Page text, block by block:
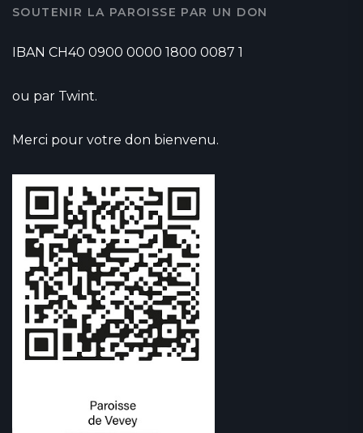
SOUTENIR LA PAROISSE PAR UN DON
IBAN CH40 0900 0000 1800 0087 1
ou par Twint.
Merci pour votre don bienvenu.